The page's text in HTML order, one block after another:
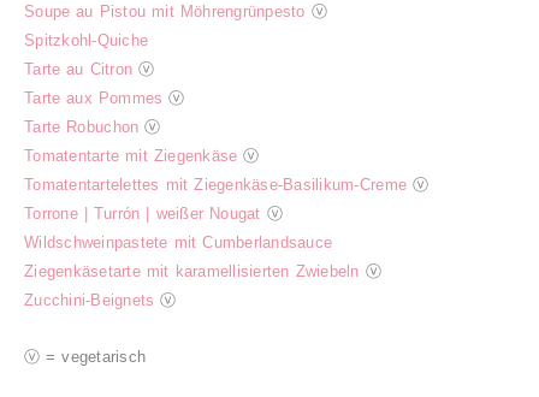
Soupe au Pistou mit Möhrengrünpesto ⓥ
Spitzkohl-Quiche
Tarte au Citron ⓥ
Tarte aux Pommes ⓥ
Tarte Robuchon ⓥ
Tomatentarte mit Ziegenkäse ⓥ
Tomatentartelettes mit Ziegenkäse-Basilikum-Creme ⓥ
Torrone | Turrón | weißer Nougat ⓥ
Wildschweinpastete mit Cumberlandsauce
Ziegenkäsetarte mit karamellisierten Zwiebeln ⓥ
Zucchini-Beignets ⓥ
ⓥ = vegetarisch